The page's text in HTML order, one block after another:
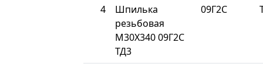
4
Шпилька
резьбовая
М30Х340 09Г2С
ТД3
09Г2С